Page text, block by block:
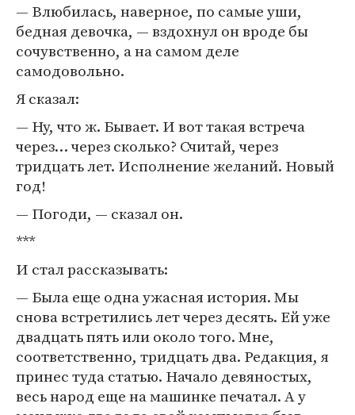
— Влюбилась, наверное, по самые уши,
бедная девочка, — вздохнул он вроде бы
сочувственно, а на самом деле
самодовольно.
Я сказал:
— Ну, что ж. Бывает. И вот такая встреча
через… через сколько? Считай, через
тридцать лет. Исполнение желаний. Новый
год!
— Погоди, — сказал он.
***
И стал рассказывать:
— Была еще одна ужасная история. Мы
снова встретились лет через десять. Ей уже
двадцать пять или около того. Мне,
соответственно, тридцать два. Редакция, я
принес туда статью. Начало девяностых,
весь народ еще на машинке печатал. А у